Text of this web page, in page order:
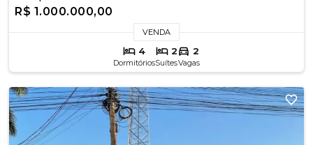
R$ 1.000.000,00
VENDA
4
Dormitórios
2
Suítes
2
Vagas